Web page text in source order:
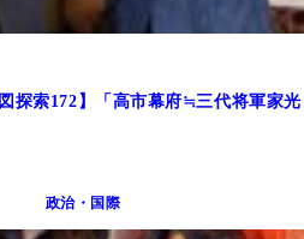
探索172】「高市幕府≒三代将軍家光
政治・国際